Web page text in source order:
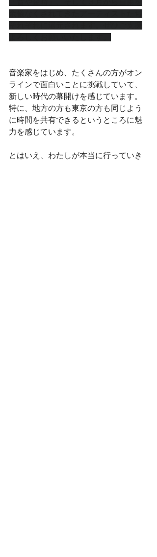
音楽家をはじめ、たくさんの方がオン
ラインで面白いことに挑戦していて、
新しい時代の幕開けを感じています。
特に、地方の方も東京の方も同じよう
に時間を共有できるというところに魅
力を感じています。
とはいえ、わたしが本当に行っていき